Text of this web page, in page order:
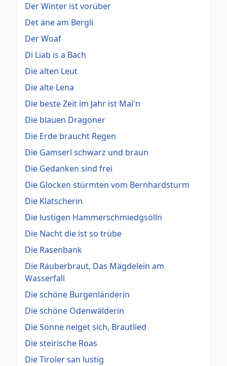
Der Winter ist vorüber
Det äne am Bergli
Der Woaf
Di Liab is a Bach
Die alten Leut
Die alte Lena
Die beste Zeit im Jahr ist Mai'n
Die blauen Dragoner
Die Erde braucht Regen
Die Gamserl schwarz und braun
Die Gedanken sind frei
Die Glocken stürmten vom Bernhardsturm
Die Klatscherin
Die lustigen Hammerschmiedgsölln
Die Nacht die ist so trübe
Die Rasenbank
Die Räuberbraut, Das Mägdelein am
Wasserfall
Die schöne Burgenländerin
Die schöne Odenwälderin
Die Sonne neiget sich, Brautlied
Die steirische Roas
Die Tiroler san lustig